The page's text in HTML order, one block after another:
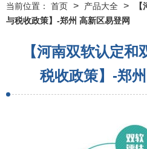
当前位置： 首页 > 产品大全 >
与税收政策】-郑州 高新区易登网
【河南双软认定
税收政策】-郑